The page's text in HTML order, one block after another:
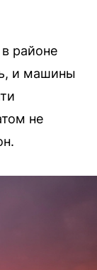
районе
и машины
не